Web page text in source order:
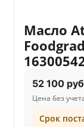
Масло
52 100
Цена без
Срок